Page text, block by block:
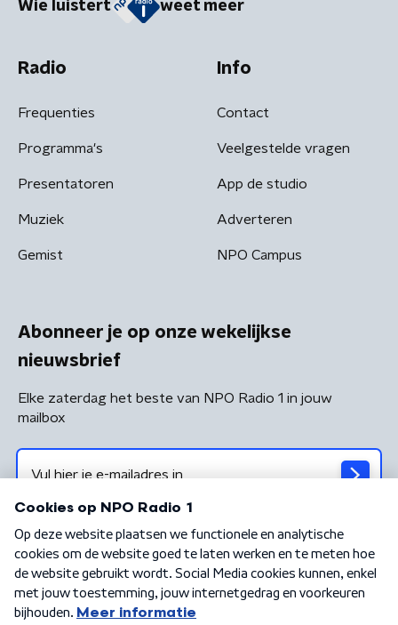
Wie luistert weet meer
Radio
Frequenties
Programma's
Presentatoren
Muziek
Gemist
Info
Contact
Veelgestelde vragen
App de studio
Adverteren
NPO Campus
Abonneer je op onze wekelijkse
nieuwsbrief
Elke zaterdag het beste van NPO Radio 1 in jouw
mailbox
Algemene voorwaarden